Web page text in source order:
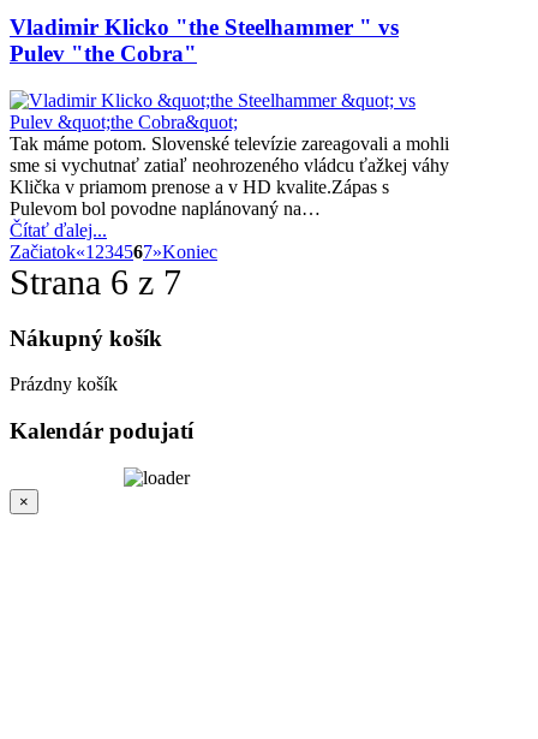
Vladimir Klicko "the Steelhammer " vs
Pulev "the Cobra"
Tak máme potom. Slovenské televízie zareagovali a mohli
sme si vychutnať zatiaľ neohrozeného vládcu ťažkej váhy
Klička v priamom prenose a v HD kvalite.Zápas s
Pulevom bol povodne naplánovaný na…
Čítať ďalej...
Začiatok«1 234567»Koniec
Strana 6 z 7
Nákupný košík
Prázdny košík
Kalendár podujatí
×